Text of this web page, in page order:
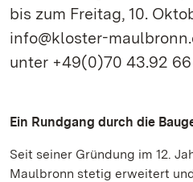
bis zum Freitag, 10.
info@kloster-
unter +49(0)70 43.92
Ein Rundgang durch die
Seit seiner Gründung im 12.
Maulbronn stetig erweitert